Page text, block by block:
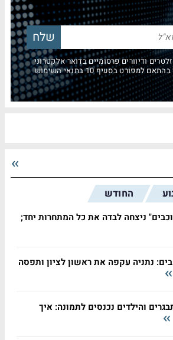
ודיוורים פרסומיים בדואר אלקטרוני
בסעיף 10 בתנאי השימוש
החודש
ניצחה לבדה את כל המתחרות יחד;
נתניה עקפה את ראשון לציון ותפסה
והילדים נכנסים לתמונה: איך